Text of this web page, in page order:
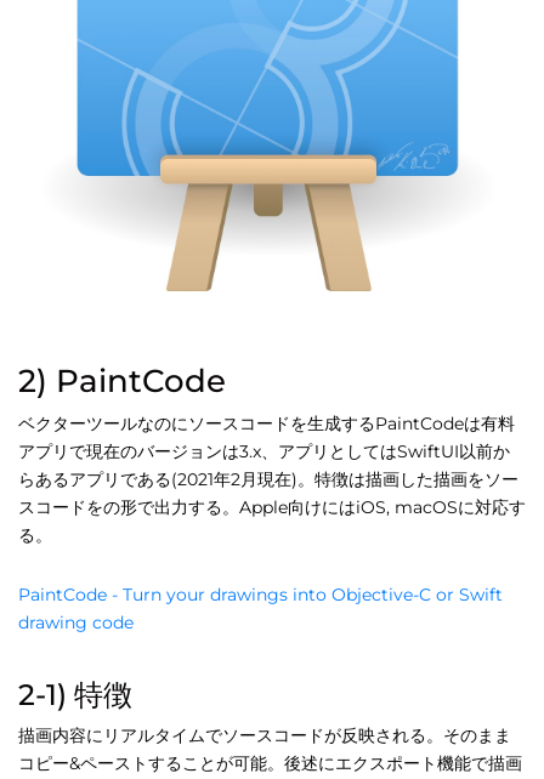
2) PaintCode
ベクターツールなのにソースコードを生成するPaintCodeは有料
アプリで現在のバージョンは3.x、アプリとしてはSwiftUI以前か
らあるアプリである(2021年2月現在)。特徴は描画した描画をソー
スコードをの形で出力する。Apple向けにはiOS, macOSに対応す
る。
PaintCode - Turn your drawings into Objective-C or Swift
drawing code
2-1) 特徴
描画内容にリアルタイムでソースコードが反映される。そのまま
コピー&ペーストすることが可能。後述にエクスポート機能で描画